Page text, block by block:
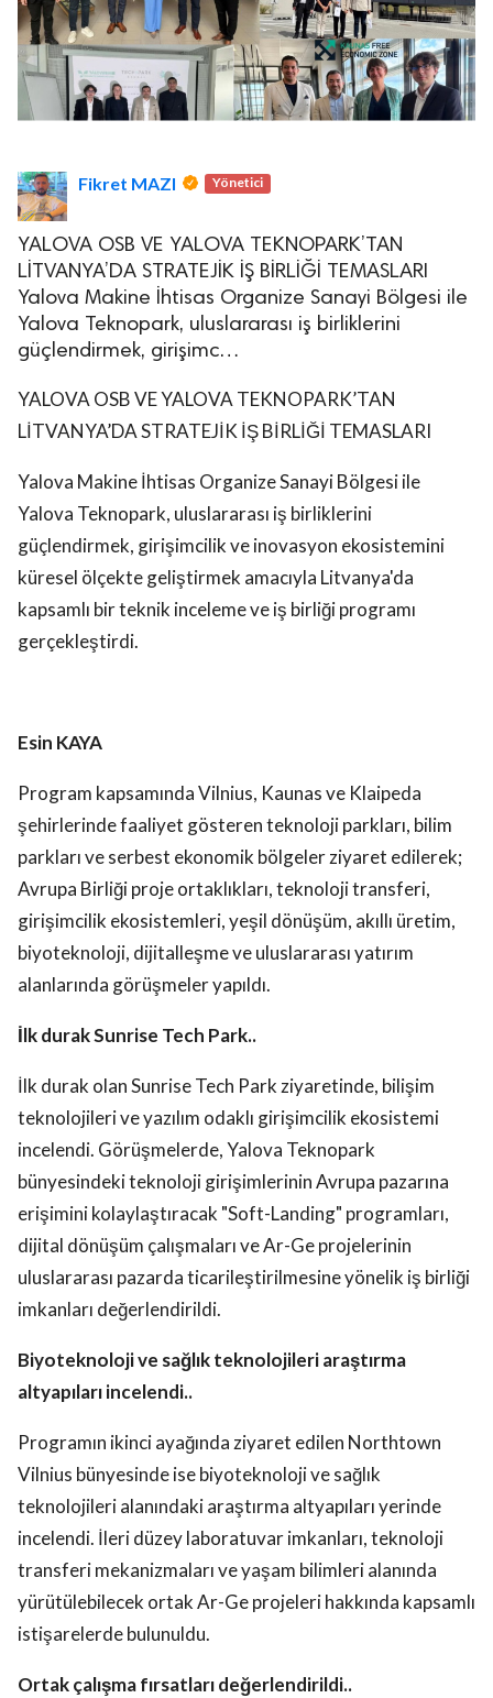
Fikret MAZI Yönetici
YALOVA OSB VE YALOVA TEKNOPARK’TAN
LİTVANYA’DA STRATEJİK İŞ BİRLİĞİ TEMASLARI
Yalova Makine İhtisas Organize Sanayi Bölgesi ile
Yalova Teknopark, uluslararası iş birliklerini
güçlendirmek, girişimc…
YALOVA OSB VE YALOVA TEKNOPARK’TAN
LİTVANYA’DA STRATEJİK İŞ BİRLİĞİ TEMASLARI
Yalova Makine İhtisas Organize Sanayi Bölgesi ile
Yalova Teknopark, uluslararası iş birliklerini
güçlendirmek, girişimcilik ve inovasyon ekosistemini
küresel ölçekte geliştirmek amacıyla Litvanya'da
kapsamlı bir teknik inceleme ve iş birliği programı
gerçekleştirdi.
Esin KAYA
Program kapsamında Vilnius, Kaunas ve Klaipeda
şehirlerinde faaliyet gösteren teknoloji parkları, bilim
parkları ve serbest ekonomik bölgeler ziyaret edilerek;
Avrupa Birliği proje ortaklıkları, teknoloji transferi,
girişimcilik ekosistemleri, yeşil dönüşüm, akıllı üretim,
biyoteknoloji, dijitalleşme ve uluslararası yatırım
alanlarında görüşmeler yapıldı.
İlk durak Sunrise Tech Park..
İlk durak olan Sunrise Tech Park ziyaretinde, bilişim
teknolojileri ve yazılım odaklı girişimcilik ekosistemi
incelendi. Görüşmelerde, Yalova Teknopark
bünyesindeki teknoloji girişimlerinin Avrupa pazarına
erişimini kolaylaştıracak "Soft-Landing" programları,
dijital dönüşüm çalışmaları ve Ar-Ge projelerinin
uluslararası pazarda ticarileştirilmesine yönelik iş birliği
imkanları değerlendirildi.
Biyoteknoloji ve sağlık teknolojileri araştırma
altyapıları incelendi..
Programın ikinci ayağında ziyaret edilen Northtown
Vilnius bünyesinde ise biyoteknoloji ve sağlık
teknolojileri alanındaki araştırma altyapıları yerinde
incelendi. İleri düzey laboratuvar imkanları, teknoloji
transferi mekanizmaları ve yaşam bilimleri alanında
yürütülebilecek ortak Ar-Ge projeleri hakkında kapsamlı
istişarelerde bulunuldu.
Ortak çalışma fırsatları değerlendirildi..